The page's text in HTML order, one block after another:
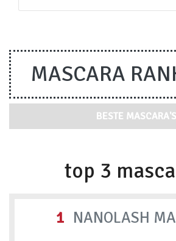
MASCARA
BESTE MASCARA'S
top 3
1 NANOLASH